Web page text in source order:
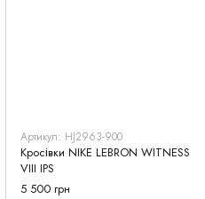
Артикул: HJ2963-900
Кросівки NIKE LEBRON WITNESS
VIII IPS
5 500 грн